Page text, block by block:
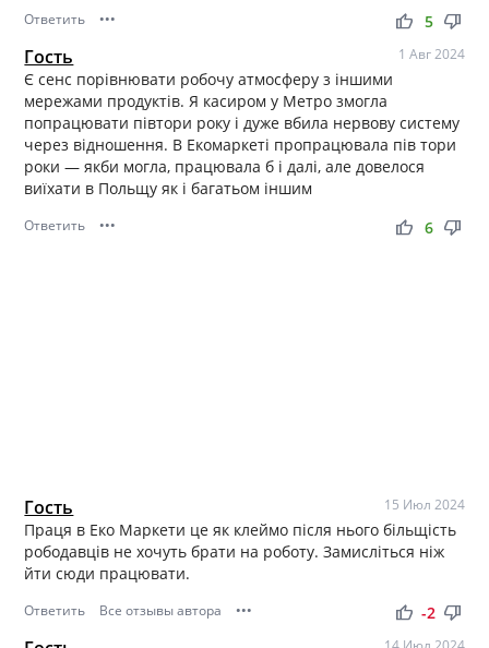
Ответить ••• thumb_up thumb_down
5
Гость 1 Авг 2024
Є сенс порівнювати робочу атмосферу з іншими
мережами продуктів. Я касиром у Метро змогла
попрацювати півтори року і дуже вбила нервову систему
через відношення. В Екомаркеті пропрацювала пів тори
роки — якби могла, працювала б і далі, але довелося
виїхати в Польщу як і багатьом іншим
Ответить ••• thumb_up thumb_down
6
Гость 15 Июл 2024
Праця в Еко Маркети це як клеймо після нього більщість
рободавців не хочуть брати на роботу. Замисліться ніж
йти сюди працювати.
Ответить Все отзывы автора ••• thumb_up thumb_down
-2